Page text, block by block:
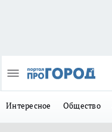
Интересное Общество